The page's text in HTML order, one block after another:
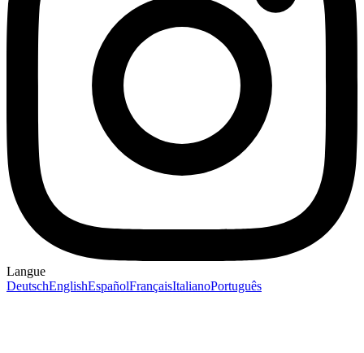
Langue
DeutschEnglishEspañolFrançaisItalianoPortuguês